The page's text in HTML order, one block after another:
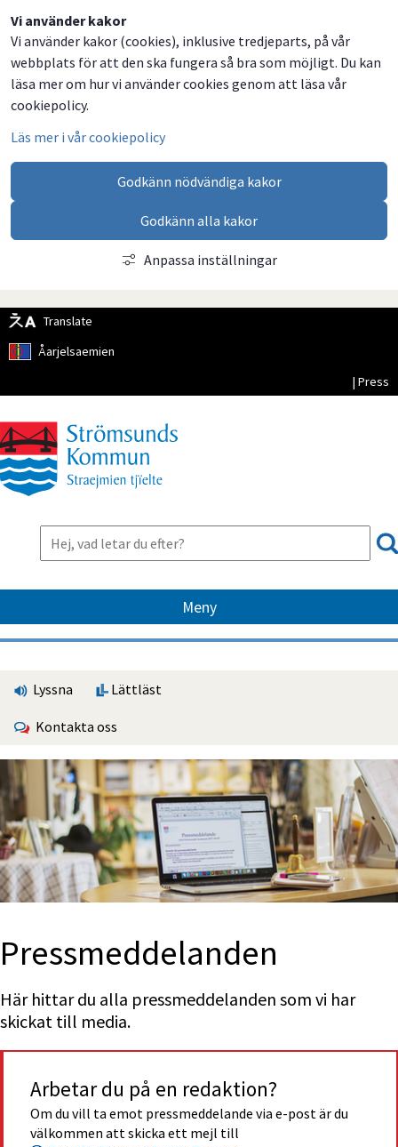
Vi använder kakor
Vi använder kakor (cookies), inklusive tredjeparts, på vår
webbplats för att den ska fungera så bra som möjligt. Du kan
läsa mer om hur vi använder cookies genom att läsa vår
cookiepolicy.
Läs mer i vår cookiepolicy
Godkänn nödvändiga kakor
Godkänn alla kakor
Anpassa inställningar
Translate
Åarjelsaemien
| Press
Meny
Lyssna Lättläst
Kontakta oss
Press­med­delan­den
Här hittar du alla pressmeddelanden som vi har
skickat till media.
Arbetar du på en redaktion?
Om du vill ta emot pressmeddelande via e-post är du
välkommen att skicka ett mejl till
Dela
på
Facebook
Dela
på
Twitter
Dela
på
LinkedIn
Dela
via
email